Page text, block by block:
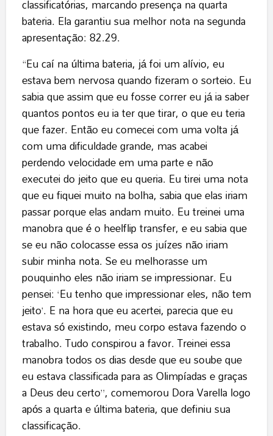
classificatórias, marcando presença na quarta
bateria. Ela garantiu sua melhor nota na segunda
apresentação: 82.29.
“Eu caí na última bateria, já foi um alívio, eu
estava bem nervosa quando fizeram o sorteio. Eu
sabia que assim que eu fosse correr eu já ia saber
quantos pontos eu ia ter que tirar, o que eu teria
que fazer. Então eu comecei com uma volta já
com uma dificuldade grande, mas acabei
perdendo velocidade em uma parte e não
executei do jeito que eu queria. Eu tirei uma nota
que eu fiquei muito na bolha, sabia que elas iriam
passar porque elas andam muito. Eu treinei uma
manobra que é o heelflip transfer, e eu sabia que
se eu não colocasse essa os juízes não iriam
subir minha nota. Se eu melhorasse um
pouquinho eles não iriam se impressionar. Eu
pensei: ‘Eu tenho que impressionar eles, não tem
jeito’. E na hora que eu acertei, parecia que eu
estava só existindo, meu corpo estava fazendo o
trabalho. Tudo conspirou a favor. Treinei essa
manobra todos os dias desde que eu soube que
eu estava classificada para as Olimpíadas e graças
a Deus deu certo”, comemorou Dora Varella logo
após a quarta e última bateria, que definiu sua
classificação.